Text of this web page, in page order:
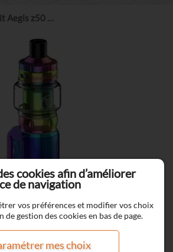
Kit Aegis z50 - Geekvape
cookies afin d’améliorer
de navigation
vos préférences et modifier vos choix
gestion des cookies en bas de page.
mes choix